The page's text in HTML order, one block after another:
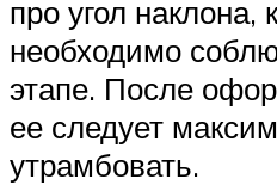
про угол наклона,
необходимо
этапе. После
ее следует
утрамбовать.